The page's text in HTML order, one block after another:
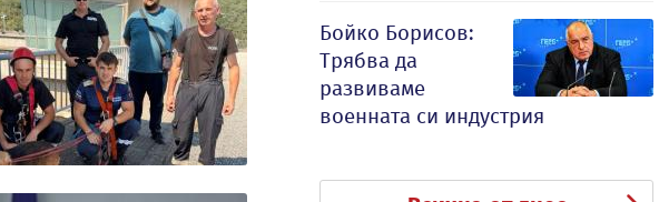
Бойко Борисов:
Трябва да
развиваме
военната си индустрия